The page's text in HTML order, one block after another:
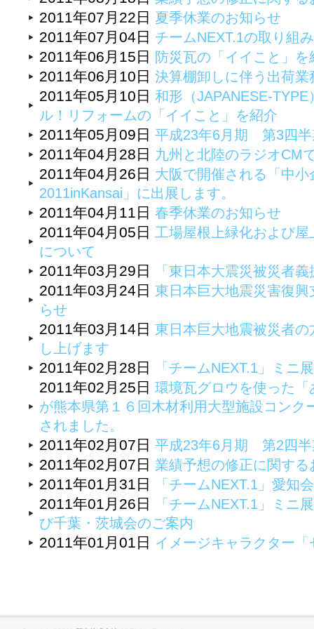
2011年07月22日 夏季休業のお知らせ
2011年07月04日 チームNEXT.1の取り組
2011年06月15日 防災瓦の「イイこと」を
2011年06月10日 決算棚卸しに伴う出荷
2011年05月10日 和形（JAPANESE-
ル！リフォームの「イイこと」を紹介
2011年05月09日 平成23年6月期 第3四半
2011年04月28日 九州と北陸のラジオCM
2011年04月26日 大阪で開催される「中小
2011inKansai」に出展します。
2011年04月11日 春季休業のお知らせ
2011年04月05日 工場屋根上緑化および
について
2011年03月29日
「東日本大震災被災者
2011年03月24日 東日本巨大地震災害復
らせ
2011年03月14日 東日本巨大地震被災者
し上げます
2011年02月28日
「チームNEXT.1」ミニ
2011年02月25日 環境瓦グロウを使った
が熊本県第１６回木材利用大型施設コンク
されました。
2011年02月07日 平成23年6月期 第2四半
2011年02月07日 業績予想の修正に関する
2011年01月31日 「チームNEXT.1」愛知
2011年01月26日 「チームNEXT.1」ミ
び千葉・茨城会のご案内
2011年01月01日 イメージキャラクター